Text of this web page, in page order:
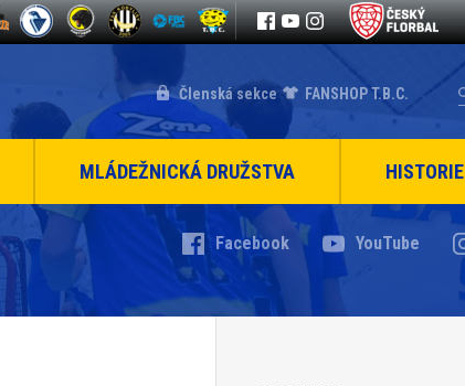
Členská sekce FANSHOP T.B.C.
MLÁDEŽNICKÁ DRUŽSTVA HISTORIE
Facebook YouTube